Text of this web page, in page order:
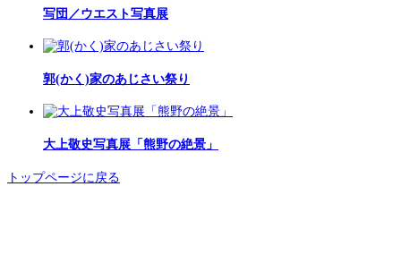
写団／ウエスト写真展
郭(かく)家のあじさい祭り
大上敬史写真展「熊野の絶景」
トップページに戻る